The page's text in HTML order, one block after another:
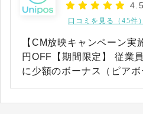
口コミを見る（45件）
【CM放映キャンペーン
円OFF【期間限定】 従業員同士がメッセージと共
に少額のボーナス（ピア